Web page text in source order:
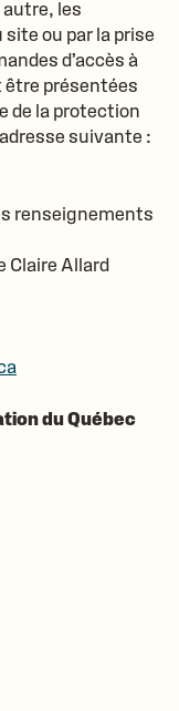
autre, les
ou par la prise
d’accès à
être présentées
de la protection
suivante :
renseignements
Claire Allard
du Québec